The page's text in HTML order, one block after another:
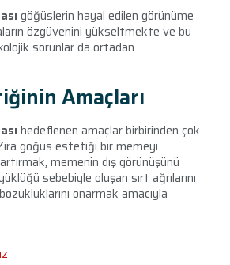
göğüslerin hayal edilen görünüme
özgüvenini yükseltmekte ve bu
sorunlar da ortadan
Amaçları
hedeflenen amaçlar birbirinden çok
göğüs estetiği bir memeyi
memenin dış görünüşünü
sebebiyle oluşan sırt ağrılarını
onarmak amacıyla